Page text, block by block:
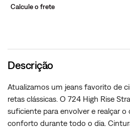
Calcule o frete
Descrição
Atualizamos um jeans favorito de
retas clássicas. O 724 High Rise
suficiente para envolver e realçar
conforto durante todo o dia.